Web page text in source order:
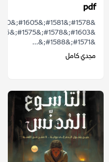
pdf
&#1571;&#1588;&...
مجدي كامل